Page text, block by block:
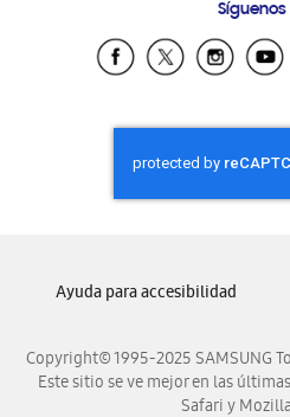
Samsung
Samsung El
Samsung
Samsung
Samsung
Samsung
Síguenos
Copyright© 1995-2025 SAMSUNG
Este sitio se ve mejor en las
Safari y
Ayuda para accesibilidad